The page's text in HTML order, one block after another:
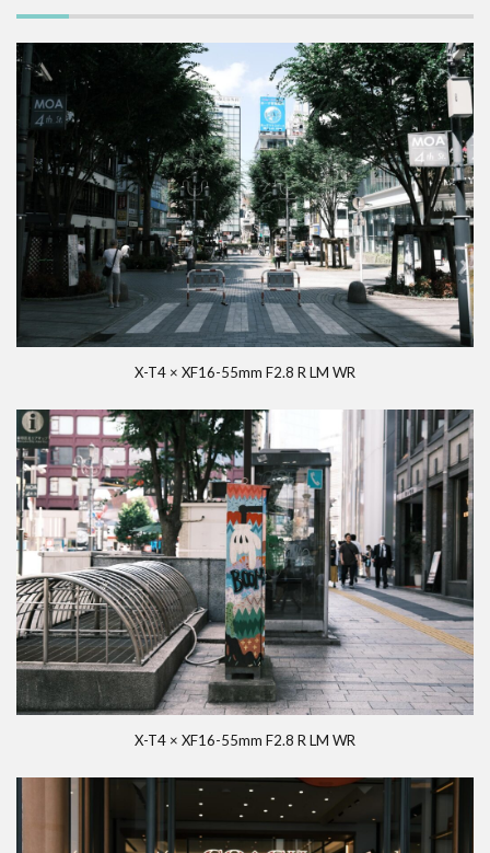
蛇
社
3
お
台
場
4
お
わ
り
に
X-T4 × XF16-55mm F2.8 R LM WR
X-T4 × XF16-55mm F2.8 R LM WR